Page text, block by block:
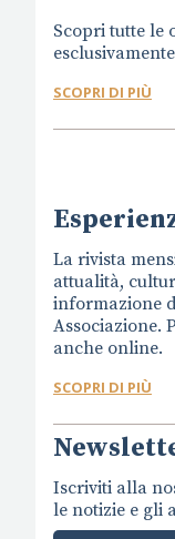
Scopri tutte le
SCOPRI DI PIÙ
La rivista
attualità,
informazione
Associazione.
anche online.
SCOPRI DI PIÙ
Iscriviti alla
le notizie e gli